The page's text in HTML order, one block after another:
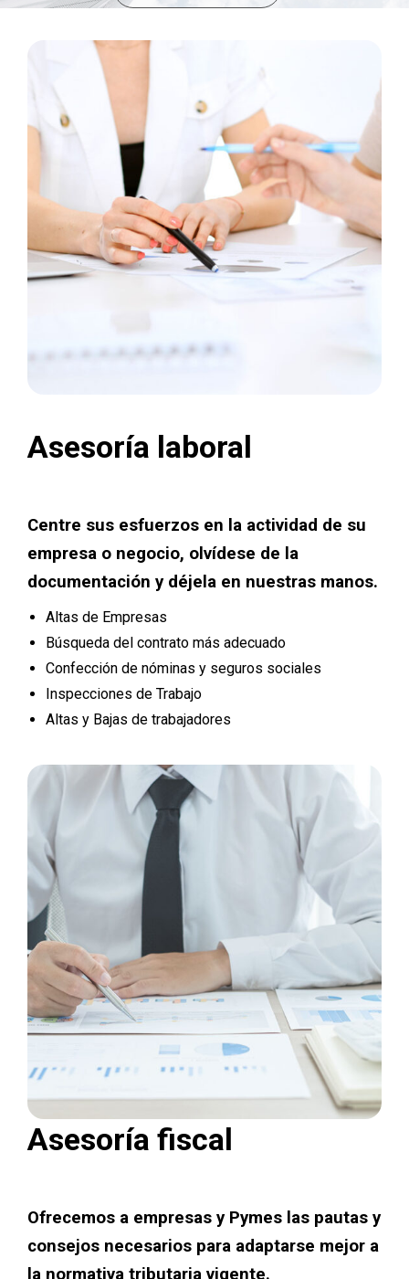
Asesoría laboral
Centre sus esfuerzos en la actividad de su
empresa o negocio, olvídese de la
documentación y déjela en nuestras manos.
Altas de Empresas
Búsqueda del contrato más adecuado
Confección de nóminas y seguros sociales
Inspecciones de Trabajo
Altas y Bajas de trabajadores
Asesoría fiscal
Ofrecemos a empresas y Pymes las pautas y
consejos necesarios para adaptarse mejor a
la normativa tributaria vigente.